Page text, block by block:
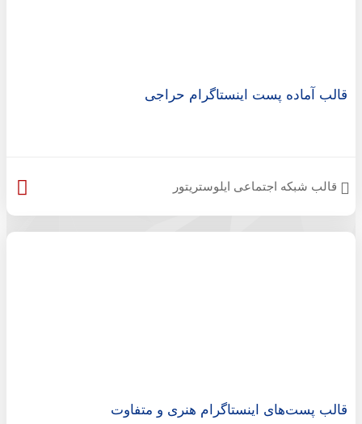
قالب آماده پست اینستاگرام حراجی
قالب شبکه اجتماعی ایلوستریتور
قالب پست‌های اینستاگرام هنری و متفاوت